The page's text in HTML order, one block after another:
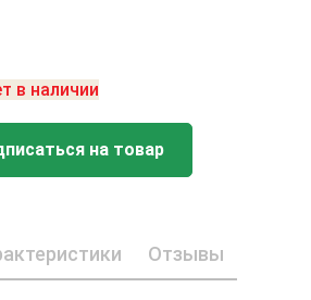
в наличии
на товар
Отзывы